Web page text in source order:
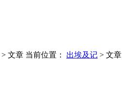
> 文章 当前位置： 出埃及记 > 文章